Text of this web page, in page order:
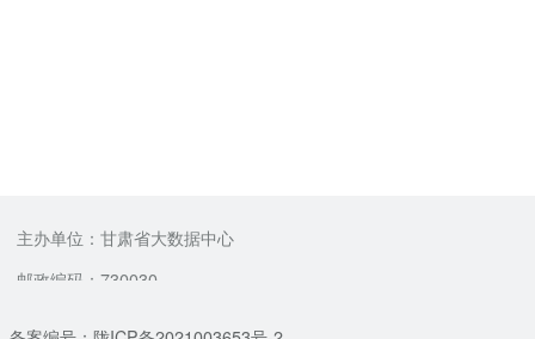
主办单位：甘肃省大数据中心
邮政编码：730030